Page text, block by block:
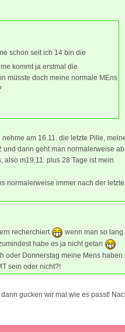
schon seit ich 14 bin die
kommt ja erstmal die
müsste doch meine normale MEns
am 16.11. die letzte Pille,
und dann geht man normalerweise ab
also m19.11. plus 28 Tage ist mein
normalerweise immer nach der
recherchiert
wenn man so lang
habe es ja nicht getan
oder Donnerstag meine Mens
sein oder nicht?!
gucken wir mal wie es passt!